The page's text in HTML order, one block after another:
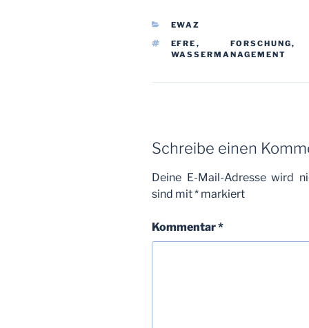
KATEGORIEN
EWAZ
SCHLAGWÖRTER
EFRE , FORSCHUNG
WASSERMANAGEMENT
Schreibe einen
Deine E-Mail-Adresse wird
sind mit* markiert
Kommentar*